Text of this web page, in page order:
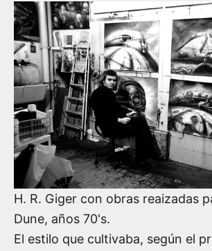
H. R. Giger con obras reaizadas
Dune, años 70's.
El estilo que cultivaba, según el